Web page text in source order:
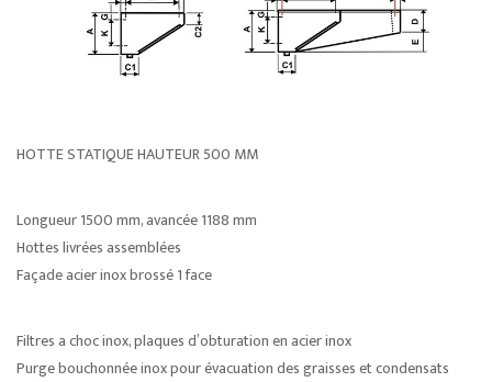
HOTTE STATIQUE HAUTEUR 500 MM
Longueur 1500 mm, avancée 1188 mm
Hottes livrées assemblées
Façade acier inox brossé 1 face
Filtres a choc inox, plaques d’obturation en acier inox
Purge bouchonnée inox pour évacuation des graisses et condensats